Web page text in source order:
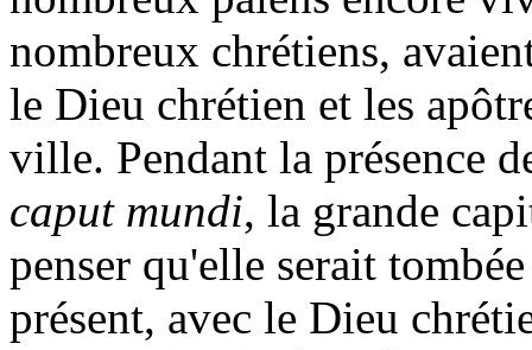
nombreux chrétiens,
le Dieu chrétien et les
ville. Pendant la présence
caput mundi, la grande
penser qu'elle serait
présent, avec le Dieu